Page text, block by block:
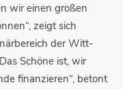
wir einen großen
zeigt sich
der Witt-
Schöne ist, wir
finanzieren“, betont